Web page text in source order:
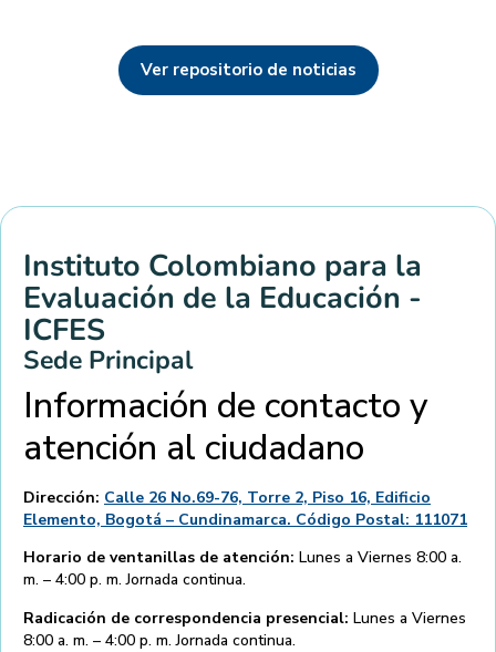
Ver repositorio de noticias
Instituto Colombiano para la
Evaluación de la Educación -
ICFES
Sede Principal
Información de contacto y
atención al ciudadano
Dirección: Calle 26 No.69-76, Torre 2, Piso 16, Edificio
Elemento, Bogotá – Cundinamarca. Código Postal: 111071
Horario de ventanillas de atención: Lunes a Viernes 8:00 a.
m. – 4:00 p. m. Jornada continua.
Radicación de correspondencia presencial: Lunes a Viernes
8:00 a. m. – 4:00 p. m. Jornada continua.